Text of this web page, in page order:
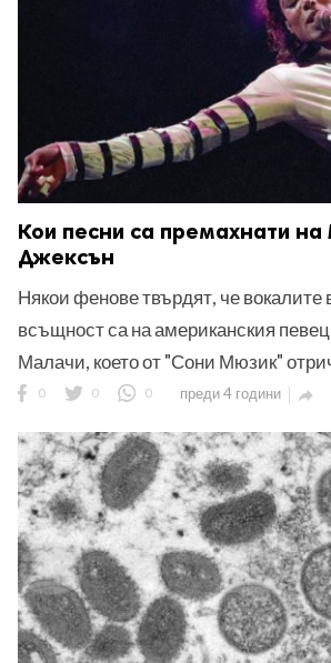
Кои песни са премахнати на
Джексън
Някои фенове твърдят, че вокалите
всъщност са на американския
Малачи, което от "Сони Мюзик"
0 0 0 преди 4 години 